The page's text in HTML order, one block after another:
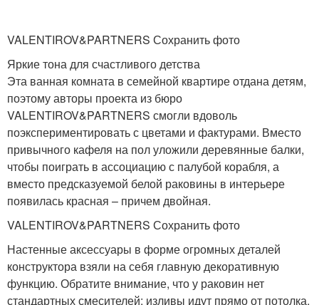
VALENTIROV&PARTNERS Сохранить фото
Яркие тона для счастливого детства
Эта ванная комната в семейной квартире отдана детям,
поэтому авторы проекта из бюро
VALENTIROV&PARTNERS смогли вдоволь
поэкспериментировать с цветами и фактурами. Вместо
привычного кафеля на пол уложили деревянные балки,
чтобы поиграть в ассоциацию с палубой корабля, а
вместо предсказуемой белой раковины в интерьере
появилась красная – причем двойная.
VALENTIROV&PARTNERS Сохранить фото
Настенные аксессуары в форме огромных деталей
конструктора взяли на себя главную декоративную
функцию. Обратите внимание, что у раковин нет
стандартных смесителей: изливы идут прямо от потолка.